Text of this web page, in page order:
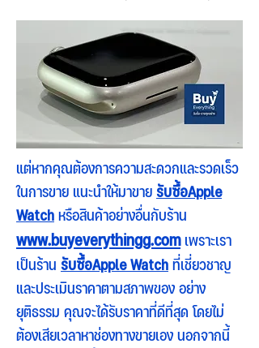
แต่หากคุณต้องการความสะดวกและรวดเร็ว
ในการขาย แนะนำให้มาขาย รับซื้อApple
Watch หรือสินค้าอย่างอื่นกับร้าน
www.buyeverythingg.comเพราะเรา
เป็นร้าน รับซื้อApple Watch ที่เชี่ยวชาญ
และประเมินราคาตามสภาพของ อย่าง
ยุติธรรม คุณจะได้รับราคาที่ดีที่สุด โดยไม่
ต้องเสียเวลาหาช่องทางขายเอง นอกจากนี้